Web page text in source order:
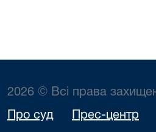
2026 © Всі права
Про суд Прес-центр